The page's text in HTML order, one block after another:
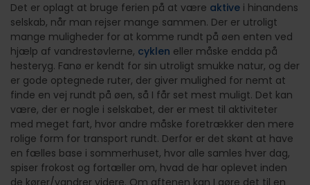
Det er oplagt at bruge ferien på at være aktive i hinandens
selskab, når man rejser mange sammen. Der er utroligt
mange muligheder for at komme rundt på øen enten ved
hjælp af vandrestøvlerne, cyklen eller måske endda på
hesteryg. Fanø er kendt for sin utroligt smukke natur, og der
er gode optegnede ruter, der giver mulighed for nemt at
finde en vej rundt på øen, så I får set mest muligt. Det kan
være, der er nogle i selskabet, der er mest til aktiviteter
med meget fart, hvor andre måske foretrækker den mere
rolige form for transport rundt. Derfor er det skønt at have
en fælles base i sommerhuset, hvor alle samles hver dag,
spiser frokost og fortæller om, hvad de har oplevet inden
de kører/vandrer videre. Om aftenen kan I gøre det til en